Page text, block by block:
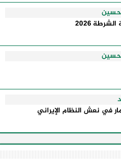
حسين
2026
حسين
في نعش النظام الإيراني